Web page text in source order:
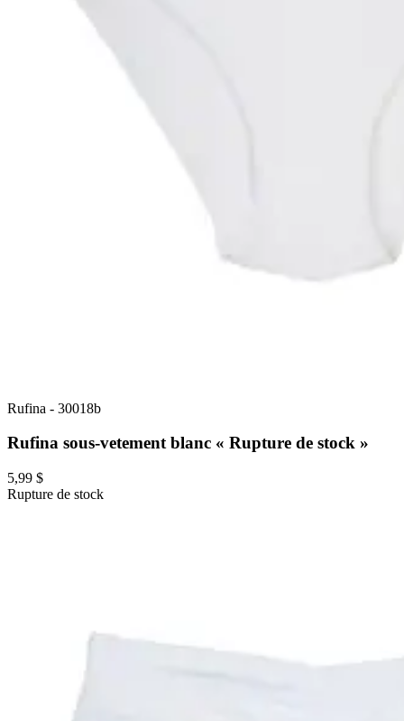
Rufina - 30018b
Rufina sous-vetement blanc « Rupture de stock »
5,99 $
Rupture de stock